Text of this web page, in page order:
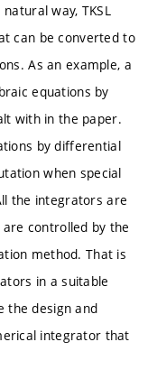
way, TKSL
can be converted to
As an example, a
equations by
with in the paper.
by differential
when special
the integrators are
controlled by the
method. That is
in a suitable
the design and
integrator that